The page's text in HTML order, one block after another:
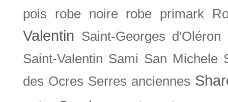
pois
robe noire robe primark
Valentin Saint-Georges d'Oléron
Saint-Valentin Sami San Michele
des Ocres Serres anciennes